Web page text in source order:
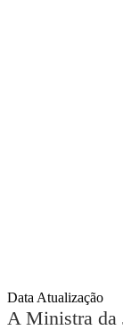
Data Atualização
A Ministra da